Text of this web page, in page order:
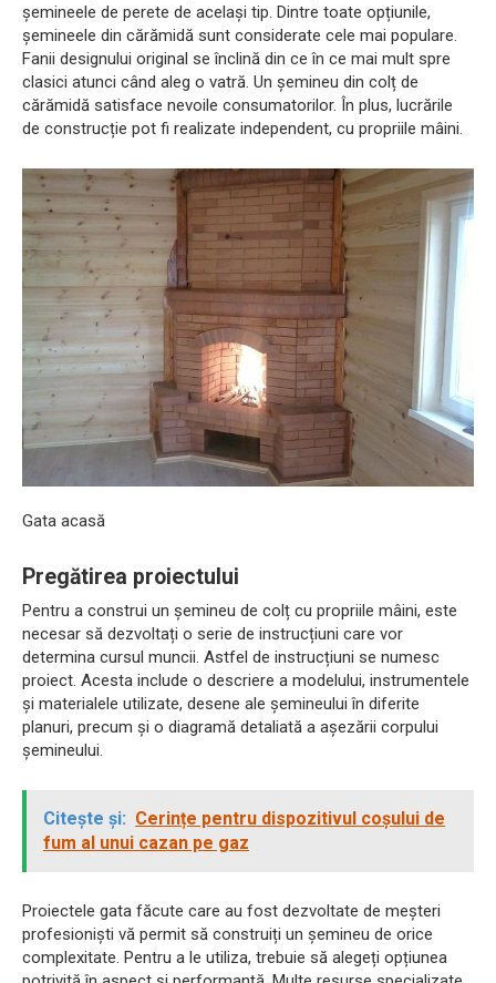
șemineele de perete de același tip. Dintre toate opțiunile,
șemineele din cărămidă sunt considerate cele mai populare.
Fanii designului original se înclină din ce în ce mai mult spre
clasici atunci când aleg o vatră. Un șemineu din colț de
cărămidă satisface nevoile consumatorilor. În plus, lucrările
de construcție pot fi realizate independent, cu propriile mâini.
Gata acasă
Pregătirea proiectului
Pentru a construi un șemineu de colț cu propriile mâini, este
necesar să dezvoltați o serie de instrucțiuni care vor
determina cursul muncii. Astfel de instrucțiuni se numesc
proiect. Acesta include o descriere a modelului, instrumentele
și materialele utilizate, desene ale șemineului în diferite
planuri, precum și o diagramă detaliată a așezării corpului
șemineului.
Citește și: Cerințe pentru dispozitivul coșului de
fum al unui cazan pe gaz
Proiectele gata făcute care au fost dezvoltate de meșteri
profesioniști vă permit să construiți un șemineu de orice
complexitate. Pentru a le utiliza, trebuie să alegeți opțiunea